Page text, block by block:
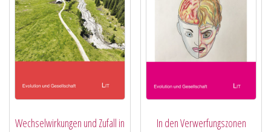
Wechselwirkungen und Zufall in
In den Verwerfungszonen